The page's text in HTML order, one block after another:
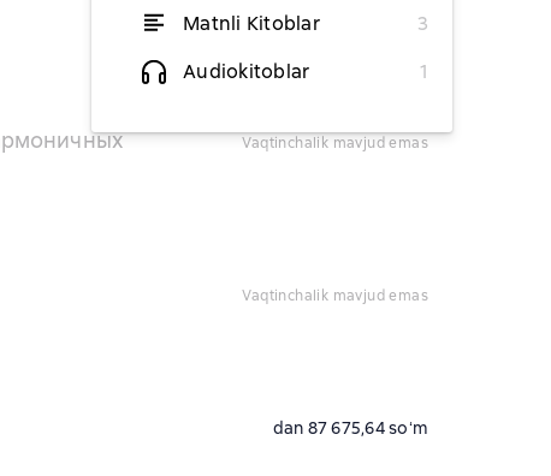
Matnli Kitoblar
3
Audiokitoblar
1
dan 87 675,64 soʻm
dan 74 502,34 soʻm
vaqtinchalik mavjud emas
vaqtinchalik mavjud emas
dan 87 675,64 soʻm